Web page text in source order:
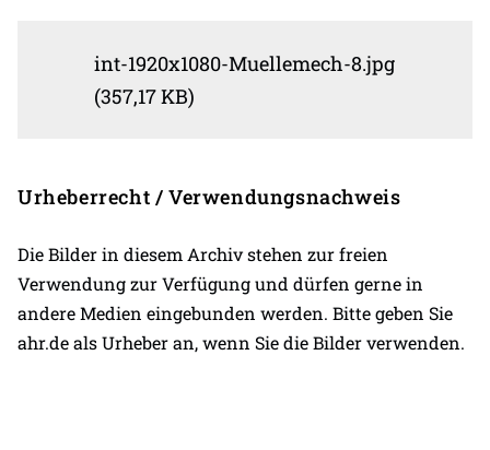
int-1920x1080-Muellemech-8.jpg
(357,17 KB)
Urheberrecht / Verwendungsnachweis
Die Bilder in diesem Archiv stehen zur freien
Verwendung zur Verfügung und dürfen gerne in
andere Medien eingebunden werden. Bitte geben Sie
ahr.de als Urheber an, wenn Sie die Bilder verwenden.